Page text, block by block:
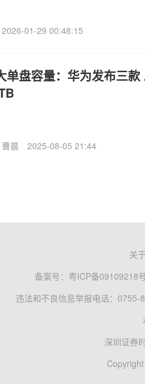
2026-01-29 00:48:15
单盘容量：华为发布三
曹晨 2025-08-05 21:44
关
备案号： 粤ICP备09109218
违法和不良信息举报电话：0755-
深圳证券